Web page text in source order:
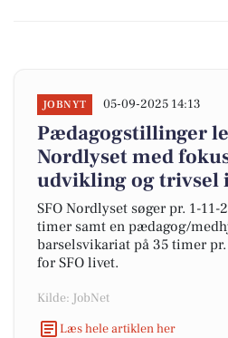
JOBNYT 05-09-2025 14:13
Pædagogstillinger
Nordlyset med
udvikling og trivsel
SFO Nordlyset søger pr. 1-
timer samt en pædagog/
barselsvikariat på 35 timer
for SFO livet.
Kilde: JobNet
Læs hele artiklen her